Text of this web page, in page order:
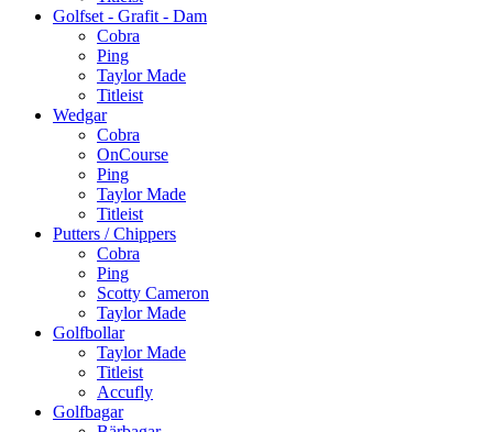
Golfset - Grafit - Dam
Cobra
Ping
Taylor Made
Titleist
Wedgar
Cobra
OnCourse
Ping
Taylor Made
Titleist
Putters / Chippers
Cobra
Ping
Scotty Cameron
Taylor Made
Golfbollar
Taylor Made
Titleist
Accufly
Golfbagar